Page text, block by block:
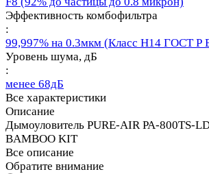
Эффективность комбофильтра
:
99,997% на 0.3мкм (Класс Н14 ГОСТ Р
Уровень шума, дБ
:
менее 68дБ
Все характеристики
Описание
Дымоуловитель PURE-AIR PA-800TS-
BAMBOO KIT
Все описание
Обратите внимание